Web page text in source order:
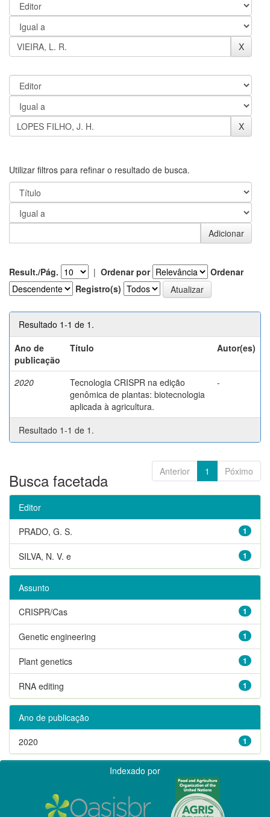
Utilizar filtros para refinar o resultado de busca.
Result./Pág. | Ordenar por
Ordenar
Registro(s)
Resultado 1-1 de 1.
Ano de
publicação
Título Autor(es)
2020
Tecnologia CRISPR na edição
genômica de plantas: biotecnologia
aplicada à agricultura.
-
Resultado 1-1 de 1.
Anterior 1 Póximo
Busca facetada
Editor
1
PRADO, G. S.
1
SILVA, N. V. e
Assunto
1
CRISPR/Cas
1
Genetic engineering
1
Plant genetics
1
RNA editing
Ano de publicação
1
2020
Indexado por